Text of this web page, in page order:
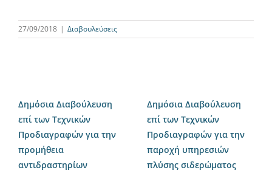
27/09/2018 | Διαβουλεύσεις
Δημόσια Διαβούλευση
επί των Τεχνικών
Προδιαγραφών για την
προμήθεια
αντιδραστηρίων
Δημόσια Διαβούλευση
επί των Τεχνικών
Προδιαγραφών για την
παροχή υπηρεσιών
πλύσης σιδερώματος